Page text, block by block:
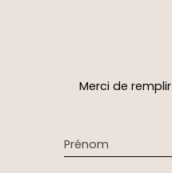
Merci de
Prénom